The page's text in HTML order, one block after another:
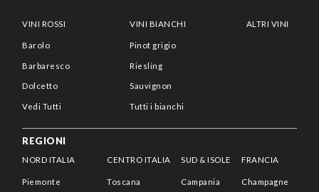
VINI ROSSI
Barolo
Barbaresco
Dolcetto
Vedi Tutti
VINI BIANCHI
Pinot grigio
Riesling
Sauvignon
Tutti i bianchi
ALTRI VINI
REGIONI
NORD ITALIA
Piemonte
CENTRO ITALIA
Toscana
SUD & ISOLE
Campania
FRANCIA
Champagne